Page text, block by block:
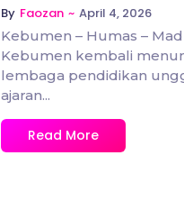
By Faozan ~ April 4, 2026
Kebumen – Humas –
Kebumen kembali
lembaga pendidikan
ajaran...
Read More